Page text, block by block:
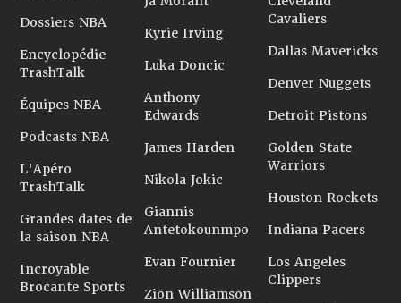
Dossiers NBA
Encyclopédie
TrashTalk
Équipes NBA
Podcasts NBA
L'Apéro
TrashTalk
Grandes dates de
la saison NBA
Incroyable
Brocante Sports
Kyrie Irving
Luka Doncic
Anthony
Edwards
James Harden
Nikola Jokic
Giannis
Antetokounmpo
Evan Fournier
Zion Williamson
Cavaliers
Dallas Mavericks
Denver Nuggets
Detroit Pistons
Golden State
Warriors
Houston Rockets
Indiana Pacers
Los Angeles
Clippers